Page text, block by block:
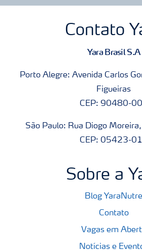
Contato
Yara Brasil S.A
Porto Alegre: Avenida Carlos
Figueiras
CEP: 90480-
São Paulo: Rua Diogo
CEP: 05423-
Sobre a
Blog YaraNutre
Contato
Vagas em
Notícias e